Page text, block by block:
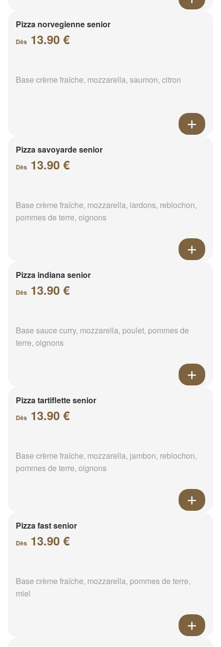
Pizza norvegienne senior
Dès 13.90 €
Base crème fraîche, mozzarella, saumon, citron
Pizza savoyarde senior
Dès 13.90 €
Base crème fraîche, mozzarella, lardons, reblochon,
pommes de terre, oignons
Pizza indiana senior
Dès 13.90 €
Base sauce curry, mozzarella, poulet, pommes de
terre, oignons
Pizza tartiflette senior
Dès 13.90 €
Base crème fraîche, mozzarella, jambon, reblochon,
pommes de terre, oignons
Pizza fast senior
Dès 13.90 €
Base crème fraîche, mozzarella, pommes de terre,
miel